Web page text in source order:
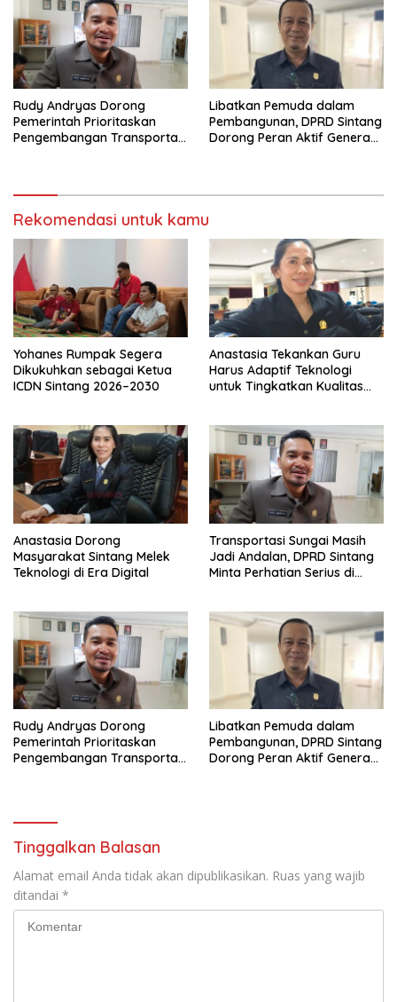
Rudy Andryas Dorong
Pemerintah Prioritaskan
Pengembangan Transportasi
Libatkan Pemuda dalam
Pembangunan, DPRD Sintang
Dorong Peran Aktif Generasi
Rekomendasi untuk kamu
Yohanes Rumpak Segera
Dikukuhkan sebagai Ketua
ICDN Sintang 2026–2030
Anastasia Tekankan Guru
Harus Adaptif Teknologi
untuk Tingkatkan Kualitas
Anastasia Dorong
Masyarakat Sintang Melek
Teknologi di Era Digital
Transportasi Sungai Masih
Jadi Andalan, DPRD Sintang
Minta Perhatian Serius di
Rudy Andryas Dorong
Pemerintah Prioritaskan
Pengembangan Transportasi
Libatkan Pemuda dalam
Pembangunan, DPRD Sintang
Dorong Peran Aktif Generasi
Tinggalkan Balasan
Alamat email Anda tidak akan dipublikasikan. Ruas yang wajib
ditandai *